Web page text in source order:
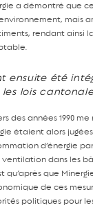
a démontré que
mais
rendant ainsi
ensuite été
lois
des années 1990
étaient alors
d’énergie
ventilation dans les
qu’après que
de ces
politiques pour